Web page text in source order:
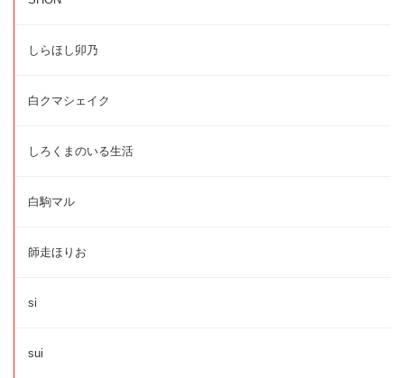
しらほし卯乃
白クマシェイク
しろくまのいる生活
白駒マル
師走ほりお
si
sui